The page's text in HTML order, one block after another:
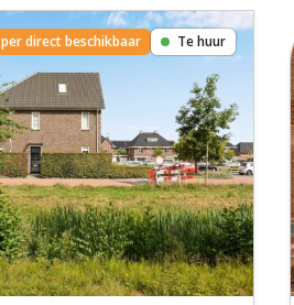
per direct beschikbaar Te huur